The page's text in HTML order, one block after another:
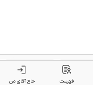
فهرست
حاج آقای من